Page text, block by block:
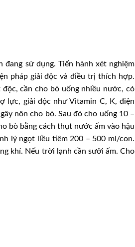
sử dụng. Tiến hành xét nghiệm
pháp giải độc và điều trị thích hợp.
cần cho bò uống nhiều nước, có
lực, giải độc như Vitamin C, K, điện
nôn cho bò. Sau đó cho uống 10 –
bò bằng cách thụt nước ấm vào hậu
lý ngọt liều tiêm 200 – 500 ml/con.
khí. Nếu trời lạnh cần sưởi ấm. Cho